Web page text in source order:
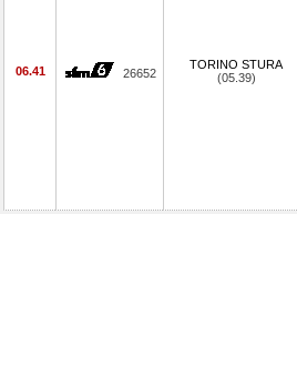
06.41 26652
TORINO STURA
(05.39)